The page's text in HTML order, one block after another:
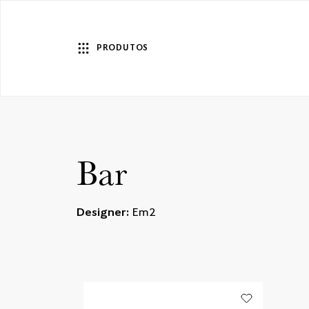
PRODUTOS
Bar
Designer: Em2